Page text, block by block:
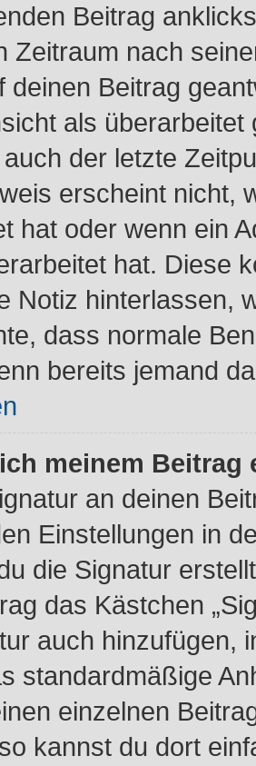
Beitrag
Zeitraum nach
deinen Beitrag
als
der letzte
erscheint nicht,
hat oder wenn ein
hat. Diese
Notiz hinterlassen,
dass normale
bereits jemand
meinem
an deinen
Einstellungen in
die Signatur
das Kästchen
auch hinzufügen,
standardmäßige
einzelnen
kannst du dort